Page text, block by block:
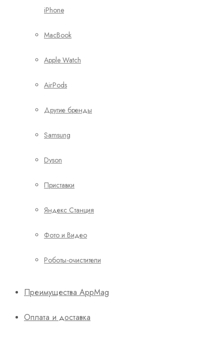
iPhone
MacBook
Apple Watch
AirPods
Другие бренды
Samsung
Dyson
Приставки
Яндекс Станция
Фото и Видео
Роботы-очистители
Преимущества AppMag
Оплата и доставка